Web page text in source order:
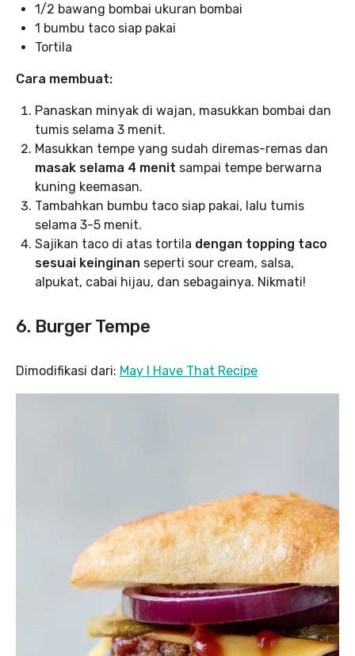
1/2 bawang bombai ukuran bombai
1 bumbu taco siap pakai
Tortila
Cara membuat:
Panaskan minyak di wajan, masukkan bombai dan
tumis selama 3 menit.
Masukkan tempe yang sudah diremas-remas dan
masak selama 4 menit sampai tempe berwarna
kuning keemasan.
Tambahkan bumbu taco siap pakai, lalu tumis
selama 3-5 menit.
Sajikan taco di atas tortila dengan topping taco
sesuai keinginan seperti sour cream, salsa,
alpukat, cabai hijau, dan sebagainya. Nikmati!
6. Burger Tempe
Dimodifikasi dari: May I Have That Recipe